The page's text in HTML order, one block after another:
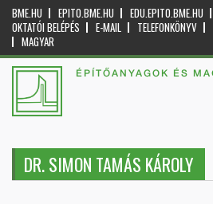
BME.HU EPITO.BME.HU EDU.EPITO.BME.HU
OKTATÓI BELÉPÉS
E-MAIL TELEFONKÖNYV
MAGYAR
ÉPÍTŐANYAGOK ÉS
DR. SIMON TAMÁS KÁROLY